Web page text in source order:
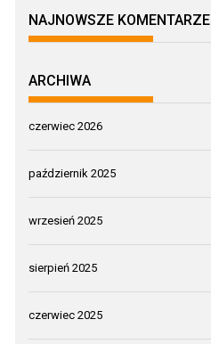
NAJNOWSZE KOMENTARZE
ARCHIWA
czerwiec 2026
październik 2025
wrzesień 2025
sierpień 2025
czerwiec 2025